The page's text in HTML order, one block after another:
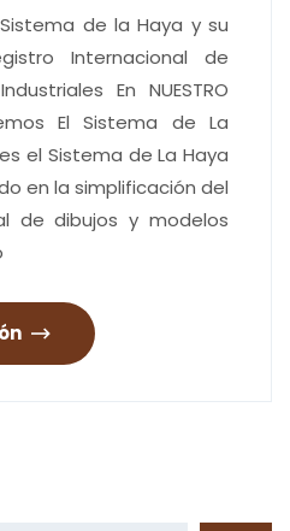
de la Haya y su
Internacional de
En NUESTRO
El Sistema de La
el Sistema de La Haya
en la simplificación del
de dibujos y modelos